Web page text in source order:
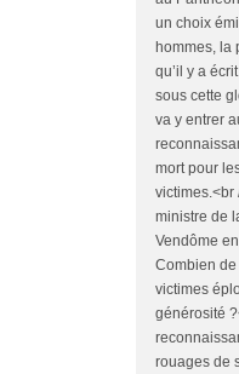
un choix
hommes, la
qu’il y a
sous cette
va y entrer
mort pour
victimes.<br
ministre de
Vendôme
Combien
victimes
générosité
rouages de